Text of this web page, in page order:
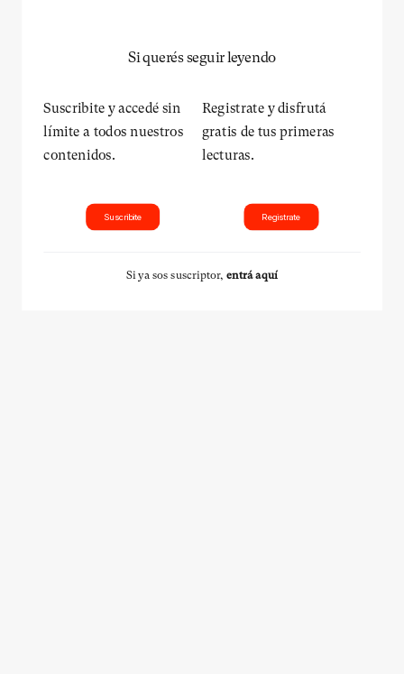
Si querés seguir leyendo
Suscribite y accedé sin
límite a todos nuestros
contenidos.
Suscribite
Registrate y disfrutá
gratis de tus primeras
lecturas.
Registrate
Si ya sos suscriptor, entrá aquí